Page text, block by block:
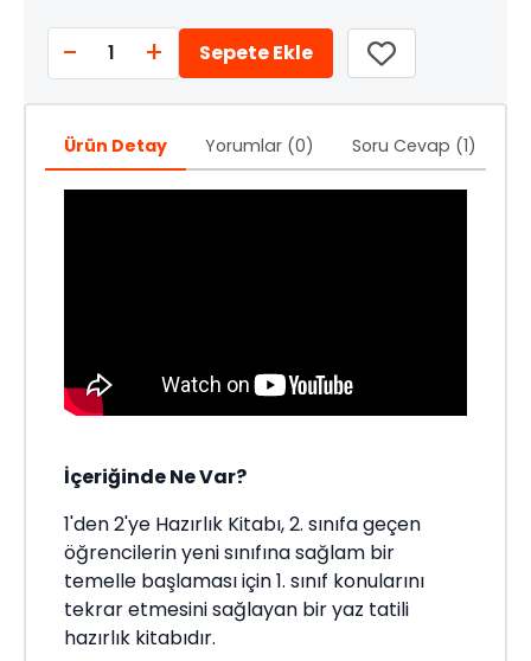
- 1 + Sepete Ekle
Ürün Detay Yorumlar (0) Soru Cevap (1)
İçeriğinde Ne Var?
1'den 2'ye Hazırlık Kitabı, 2. sınıfa geçen
öğrencilerin yeni sınıfına sağlam bir
temelle başlaması için 1. sınıf konularını
tekrar etmesini sağlayan bir yaz tatili
hazırlık kitabıdır.